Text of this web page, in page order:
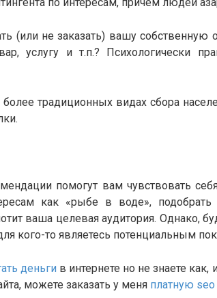
(или не заказать) вашу собственную
услугу и т.п.? Психологически
традиционных видах сбора
помогут вам чувствовать
как «рыбе в воде»,
ваша целевая аудитория. Однако,
кого-то являетесь потенциальным
деньгив интернете но не знаете
можете заказать у меня платную